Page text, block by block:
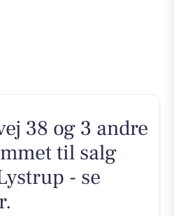
38 og 3 andre
til salg
- se